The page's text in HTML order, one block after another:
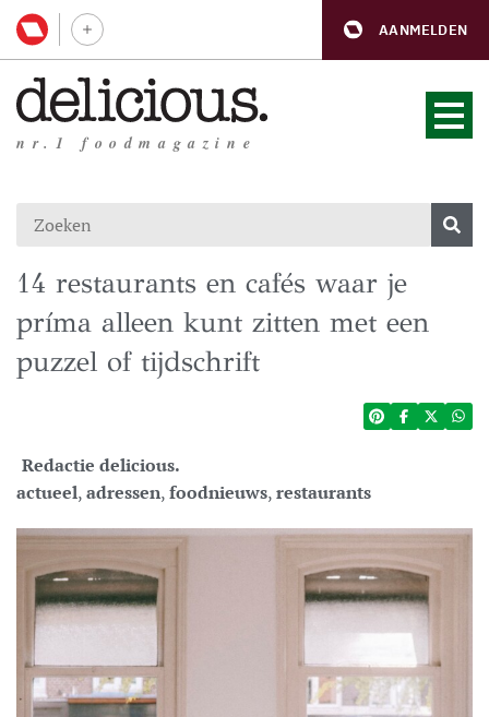
AANMELDEN
nr.1 foodmagazine
14 restaurants en cafés waar je
príma alleen kunt zitten met een
puzzel of tijdschrift
Redactie delicious.
actueel,adressen,foodnieuws,restaurants